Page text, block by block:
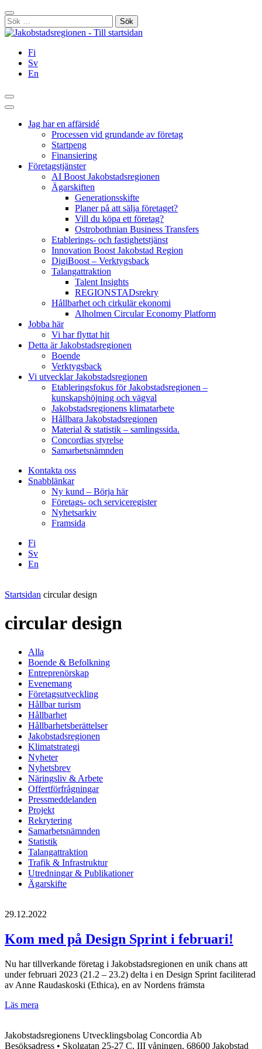
Hoppa
till
innehållet
Stäng
Sök
efter:
Fi
Sv
En
Sök
Huvudmeny
Jag har en affärsidé
Processen vid grundande av företag
Startpeng
Finansiering
Företagstjänster
AI Boost Jakobstadsregionen
Ägarskiften
Generationsskifte
Planer på att sälja företaget?
Vill du köpa ett företag?
Ostrobothnian Business Transfers
Etablerings- och fastighetstjänst
Innovation Boost Jakobstad Region
DigiBoost – Verktygsback
Talangattraktion
Talent Insights
REGIONSTADsrekry
Hållbarhet och cirkulär ekonomi
Alholmen Circular Economy Platform
Jobba här
Vi har flyttat hit
Detta är Jakobstadsregionen
Boende
Verktygsback
Vi utvecklar Jakobstadsregionen
Etableringsfokus för Jakobstadsregionen –
kunskapshöjning och vägval
Jakobstadsregionens klimatarbete
Hållbara Jakobstadsregionen
Material & statistik – samlingssida.
Concordias styrelse
Samarbetsnämnden
Kontakta oss
Snabblänkar
Ny kund – Börja här
Företags- och serviceregister
Nyhetsarkiv
Framsida
Fi
Sv
En
Startsidan circular design
circular design
Alla
Boende & Befolkning
Entreprenörskap
Evenemang
Företagsutveckling
Hållbar turism
Hållbarhet
Hållbarhetsberättelser
Jakobstadsregionen
Klimatstrategi
Nyheter
Nyhetsbrev
Näringsliv & Arbete
Offertförfrågningar
Pressmeddelanden
Projekt
Rekrytering
Samarbetsnämnden
Statistik
Talangattraktion
Trafik & Infrastruktur
Utredningar & Publikationer
Ägarskifte
29.12.2022
Kom med på Design Sprint i februari!
Nu har tillverkande företag i Jakobstadsregionen en unik chans att
under februari 2023 (21.2 – 23.2) delta i en Design Sprint faciliterad
av Anne Raudaskoski (Ethica), en av Nordens främsta
Läs mera
Design
Sprint
Jakobstadsregionens Utvecklingsbolag Concordia Ab
Besöksadress • Skolgatan 25-27 C, III våningen, 68600 Jakobstad